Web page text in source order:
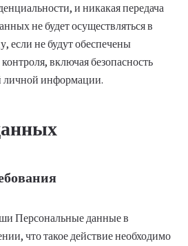
и никакая передача
не будет осуществляться в
если не будут обеспечены
включая безопасность
личной информации.
Персональные данные в
что такое действие необходимо